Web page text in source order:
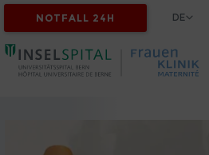
NOTFALL 24H DE